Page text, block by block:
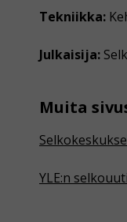
Tekniikka:
Julkaisija:
Muita
YLE:n